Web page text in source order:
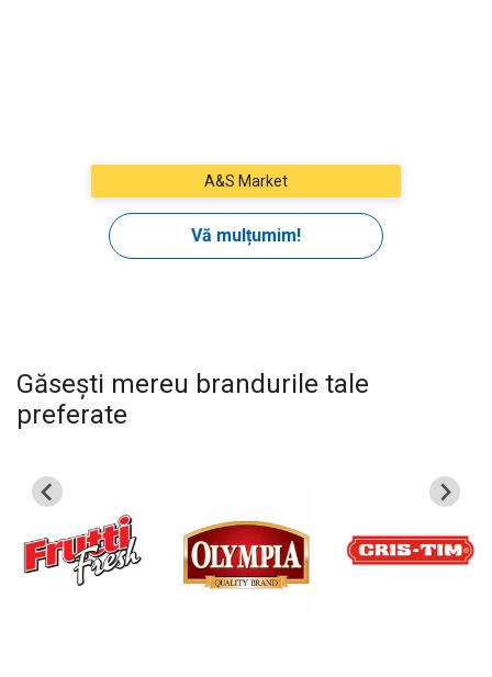
Găsești mereu brandurile tale
preferate